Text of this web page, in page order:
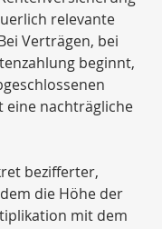
relevante
Verträgen, bei
beginnt,
eine nachträgliche
bezifferter,
die Höhe der
mit dem